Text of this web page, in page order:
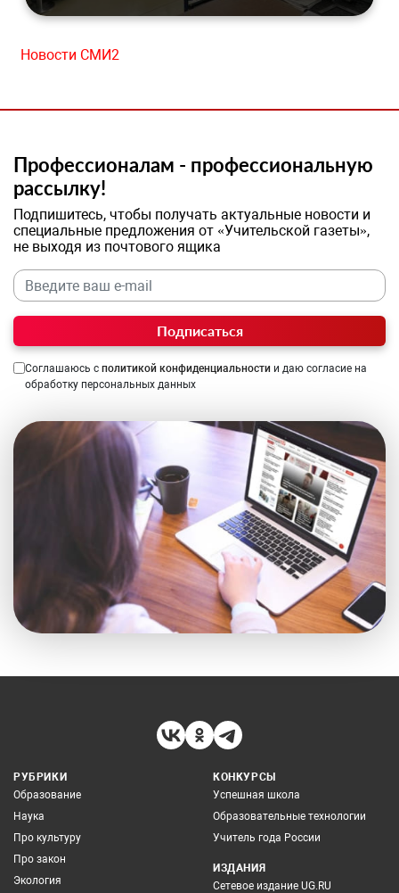
Новости СМИ2
Профессионалам - профессиональную
рассылку!
Подпишитесь, чтобы получать актуальные новости и
специальные предложения от «Учительской газеты»,
не выходя из почтового ящика
Подписаться
Соглашаюсь с политикой конфиденциальности и даю согласие на
обработку персональных данных
РУБРИКИ
Образование
Наука
Про культуру
Про закон
Экология
КОНКУРСЫ
Успешная школа
Образовательные технологии
Учитель года России
ИЗДАНИЯ
Сетевое издание UG.RU